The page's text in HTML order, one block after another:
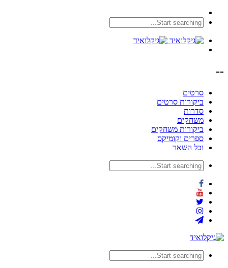
--
סרטים
ביקורות סרטים
סדרות
משחקים
ביקורות משחקים
ספרים וקומיקס
וכל השאר